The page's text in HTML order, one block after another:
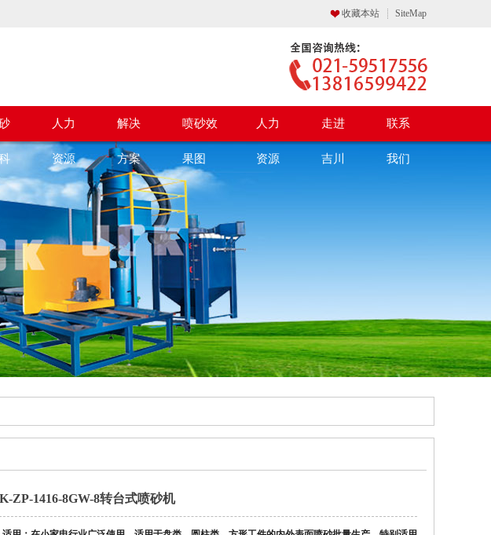
收藏本站 SiteMap
人力
资源
解决
方案
喷砂效
果图
人力
资源
走进
吉川
联系
我们
ZP-1416-8GW-8转台式喷砂机